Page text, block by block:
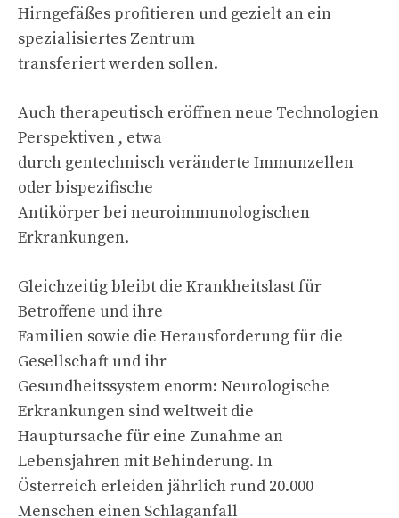
Hirngefäßes profitieren und gezielt an ein
spezialisiertes Zentrum
transferiert werden sollen.
Auch therapeutisch eröffnen neue Technologien
Perspektiven , etwa
durch gentechnisch veränderte Immunzellen
oder bispezifische
Antikörper bei neuroimmunologischen
Erkrankungen.
Gleichzeitig bleibt die Krankheitslast für
Betroffene und ihre
Familien sowie die Herausforderung für die
Gesellschaft und ihr
Gesundheitssystem enorm: Neurologische
Erkrankungen sind weltweit die
Hauptursache für eine Zunahme an
Lebensjahren mit Behinderung. In
Österreich erleiden jährlich rund 20.000
Menschen einen Schlaganfall